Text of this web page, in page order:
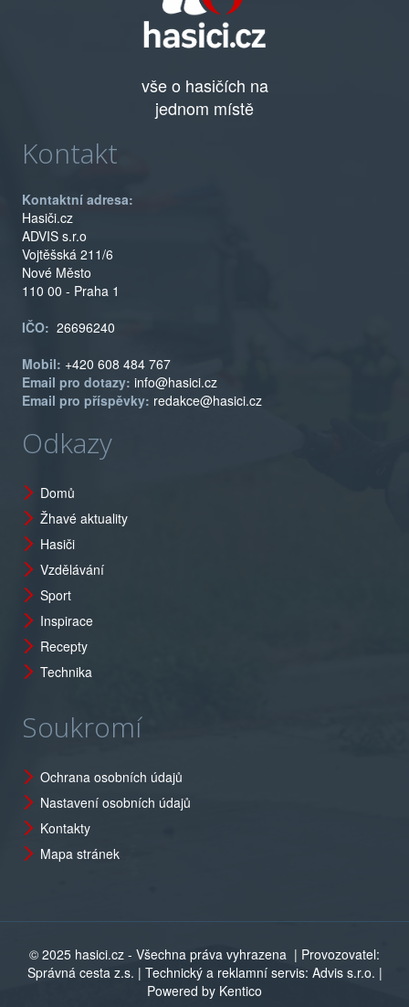
vše o hasičích na
jednom místě
Kontakt
Kontaktní adresa:
Hasiči.cz
ADVIS s.r.o
Vojtěšská 211/6
Nové Město
110 00 - Praha 1
IČO: 26696240
Mobil: +420 608 484 767
Email pro dotazy: info@hasici.cz
Email pro příspěvky: redakce@hasici.cz
Odkazy
Domů
Žhavé aktuality
Hasiči
Vzdělávání
Sport
Inspirace
Recepty
Technika
Soukromí
Ochrana osobních údajů
Nastavení osobních údajů
Kontakty
Mapa stránek
© 2025 hasici.cz - Všechna práva vyhrazena | Provozovatel:
Správná cesta z.s. | Technický a reklamní servis: Advis s.r.o. |
Powered by Kentico